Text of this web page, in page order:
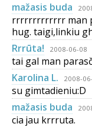
mažasis buda
rrrrrrrrrrrrr man
hug. taigi,linkiu
Rrrūta!
2008-06-08
tai gal man
Karolina L.
2008-
su gimtadieniu:D
mažasis buda
cia jau krrruta.